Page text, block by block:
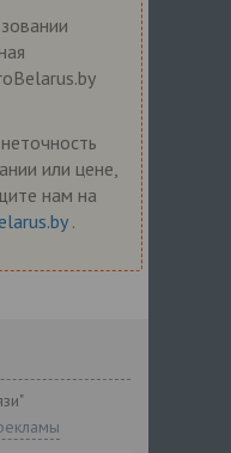
или цене,
нам на
.